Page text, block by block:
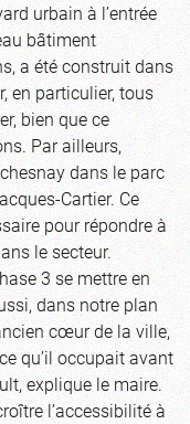
urbain à l’entrée
bâtiment
a été construit dans
en particulier, tous
bien que ce
Par ailleurs,
dans le parc
Cartier. Ce
pour répondre à
le secteur.
3 se mettre en
dans notre plan
cœur de la ville,
qu’il occupait avant
explique le maire.
l’accessibilité à